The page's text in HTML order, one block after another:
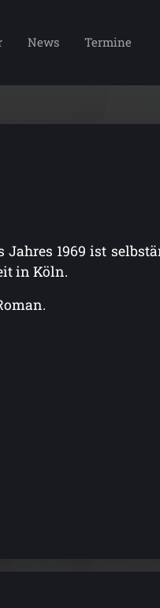
News Termine
Jahres 1969 ist
in Köln.